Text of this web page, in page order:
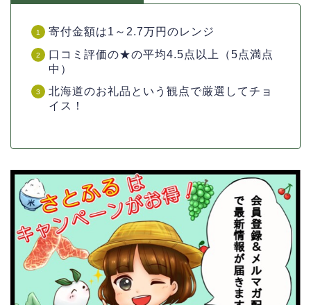
寄付金額は1～2.7万円のレンジ
口コミ評価の★の平均4.5点以上（5点満点
中）
北海道のお礼品という観点で厳選してチョ
イス！